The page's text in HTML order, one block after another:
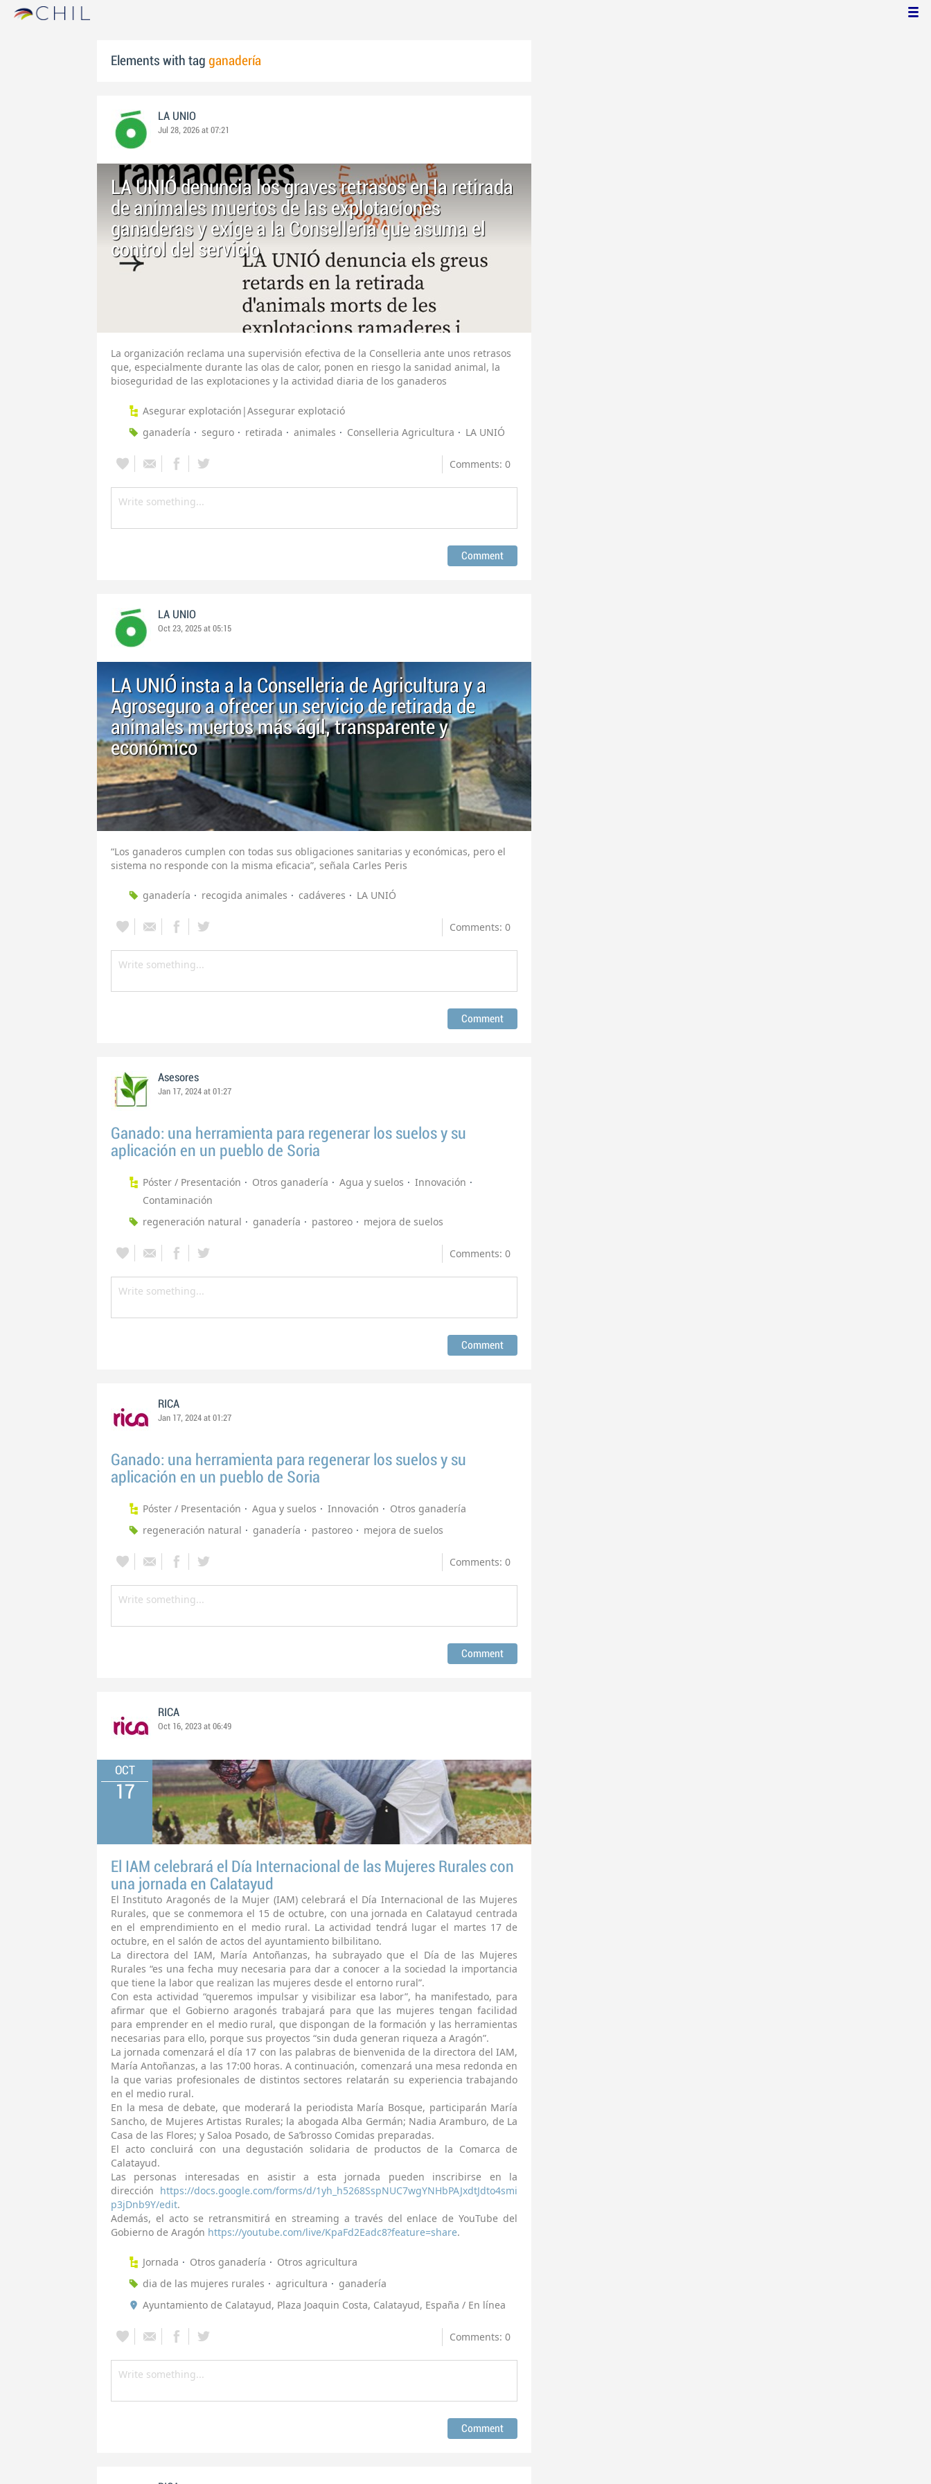
Elements with tag ganadería
LA UNIO
Jul 28, 2026 at 07:21
LA UNIÓ denuncia los graves retrasos en la retirada
de animales muertos de las explotaciones
ganaderas y exige a la Conselleria que asuma el
control del servicio
La organización reclama una supervisión efectiva de la Conselleria ante unos retrasos
que, especialmente durante las olas de calor, ponen en riesgo la sanidad animal, la
bioseguridad de las explotaciones y la actividad diaria de los ganaderos
Asegurar explotación|Assegurar explotació
ganadería
seguro retirada animales Conselleria Agricultura LA UNIÓ
Comments: 0
LA UNIO
Oct 23, 2025 at 05:15
LA UNIÓ insta a la Conselleria de Agricultura y a
Agroseguro a ofrecer un servicio de retirada de
animales muertos más ágil, transparente y
económico
“Los ganaderos cumplen con todas sus obligaciones sanitarias y económicas, pero el
sistema no responde con la misma eficacia”, señala Carles Peris
ganadería recogida animales cadáveres LA UNIÓ
Comments: 0
Asesores
Jan 17, 2024 at 01:27
Ganado: una herramienta para regenerar los suelos y su
aplicación en un pueblo de Soria
Póster / Presentación Otros ganadería Agua y suelos
Innovación
Contaminación
regeneración natural
ganadería pastoreo mejora de suelos
Comments: 0
RICA
Jan 17, 2024 at 01:27
Ganado: una herramienta para regenerar los suelos y su
aplicación en un pueblo de Soria
Póster / Presentación Agua y suelos Innovación
Otros ganadería
regeneración natural
ganadería pastoreo mejora de suelos
Comments: 0
RICA
Oct 16, 2023 at 06:49
OCT
17
El IAM celebrará el Día Internacional de las Mujeres Rurales con
una jornada en Calatayud
El Instituto Aragonés de la Mujer (IAM) celebrará el Día Internacional de las Mujeres
Rurales, que se conmemora el 15 de octubre, con una jornada en Calatayud centrada
en el emprendimiento en el medio rural. La actividad tendrá lugar el martes 17 de
octubre, en el salón de actos del ayuntamiento bilbilitano.
La directora del IAM, María Antoñanzas, ha subrayado que el Día de las Mujeres
Rurales “es una fecha muy necesaria para dar a conocer a la sociedad la importancia
que tiene la labor que realizan las mujeres desde el entorno rural”.
Con esta actividad “queremos impulsar y visibilizar esa labor”, ha manifestado, para
afirmar que el Gobierno aragonés trabajará para que las mujeres tengan facilidad
para emprender en el medio rural, que dispongan de la formación y las herramientas
necesarias para ello, porque sus proyectos “sin duda generan riqueza a Aragón”.
La jornada comenzará el día 17 con las palabras de bienvenida de la directora del IAM,
María Antoñanzas, a las 17:00 horas. A continuación, comenzará una mesa redonda en
la que varias profesionales de distintos sectores relatarán su experiencia trabajando
en el medio rural.
En la mesa de debate, que moderará la periodista María Bosque, participarán María
Sancho, de Mujeres Artistas Rurales; la abogada Alba Germán; Nadia Aramburo, de La
Casa de las Flores; y Saloa Posado, de Sa’brosso Comidas preparadas.
El acto concluirá con una degustación solidaria de productos de la Comarca de
Calatayud.
Las personas interesadas en asistir a esta jornada pueden inscribirse en la
dirección https://docs.google.com/forms/d/1yh_h5268SspNUC7wgYNHbPAJxdtJdto4smi
p3jDnb9Y/edit.
Además, el acto se retransmitirá en streaming a través del enlace de YouTube del
Gobierno de Aragón https://youtube.com/live/KpaFd2Eadc8?feature=share.
Jornada Otros ganadería
Otros agricultura
dia de las mujeres rurales
agricultura
ganadería
Ayuntamiento de Calatayud, Plaza Joaquin Costa, Calatayud, España / En línea
Comments: 0